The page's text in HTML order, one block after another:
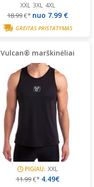
XXL 3XL 4XL
18.99€* nuo 7.99 €
GREITAS PRISTATYMAS
Vulcan® marškinėliai
PIGIAU: XXL
11.99€* 4.49€